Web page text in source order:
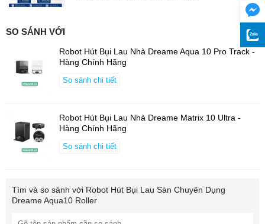
HyperStream™ – Chổi chống rối kép thông
minh
Cấu trúc chống rối giúp robottự cắt và gỡ tóc, giữ cho cuộn chổi
luôn sạch sẽ, đảm bảo hiệu suất hút ổn định lâu dài.
SO SÁNH VỚI
Robot Hút Bụi Lau Nhà Dreame Aqua 10 Pro Track -
Hàng Chính Hãng
So sánh chi tiết
Robot Hút Bụi Lau Nhà Dreame Matrix 10 Ultra -
Hàng Chính Hãng
So sánh chi tiết
Tìm và so sánh với Robot Hút Bụi Lau Sàn Chuyên Dụng
Dreame Aqua10 Roller